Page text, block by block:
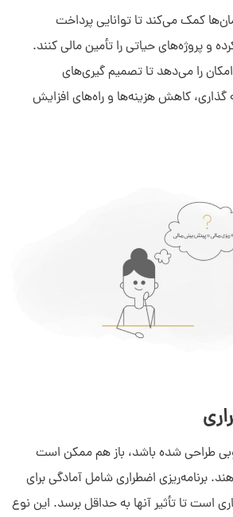
کمک می‌کند تا توانایی پرداخت
و پروژه‌های حیاتی را تأمین مالی کنند.
را می‌دهد تا تصمیم‌ گیری‌های
‌گذاری، کاهش هزینه‌ها و راه‌های افزایش
طراحی شده باشد، باز هم ممکن است
برنامه‌ریزی اضطراری شامل آمادگی برای
است تا تأثیر آنها به حداقل برسد. این نوع